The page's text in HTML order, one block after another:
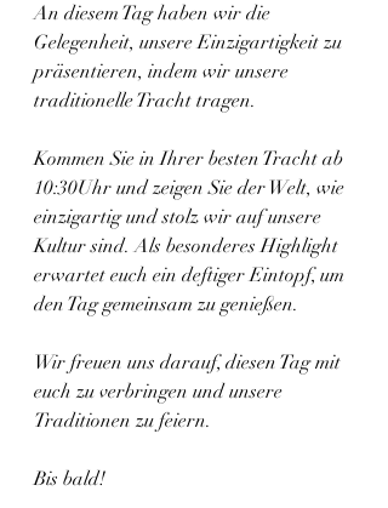
An diesem Tag haben wir die
Gelegenheit, unsere Einzigartigkeit zu
präsentieren, indem wir unsere
traditionelle Tracht tragen.
Kommen Sie in Ihrer besten Tracht ab
10:30Uhr und zeigen Sie der Welt, wie
einzigartig und stolz wir auf unsere
Kultur sind. Als besonderes Highlight
erwartet euch ein deftiger Eintopf, um
den Tag gemeinsam zu genießen.
Wir freuen uns darauf, diesen Tag mit
euch zu verbringen und unsere
Traditionen zu feiern.
Bis bald!